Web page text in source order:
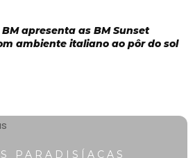
&
somos
apresenta as BM Sunset
ambiente italiano ao pôr do sol
PARADISÍACAS